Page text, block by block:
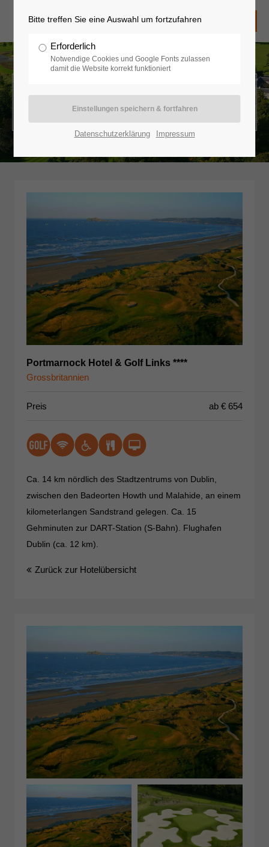
Grossbritannien
Portmarnock Hotel & Golf Links ****
Grossbritannien
Preis ab € 654
Ca. 14 km nördlich des Stadtzentrums von Dublin,
zwischen den Badeorten Howth und Malahide, an einem
kilometerlangen Sandstrand gelegen. Ca. 15
Gehminuten zur DART-Station (S-Bahn). Flughafen
Dublin (ca. 12 km).
Zurück zur Hotelübersicht
Bitte treffen Sie eine Auswahl um fortzufahren
Erforderlich
Notwendige Cookies und Google Fonts zulassen
damit die Website korrekt funktioniert
Datenschutzerklärung Impressum